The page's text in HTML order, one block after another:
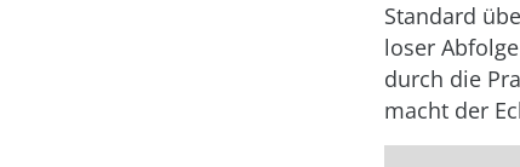
Standard
loser
durch die
macht der